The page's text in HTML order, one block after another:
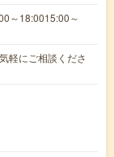
～18:0015:00～
軽にご相談くださ